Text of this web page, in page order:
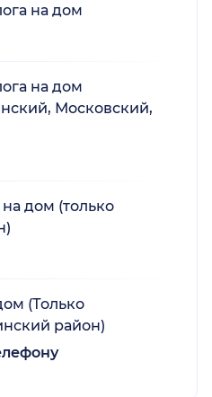
на дом
на дом
Московский,
дом (только
(Только
район)